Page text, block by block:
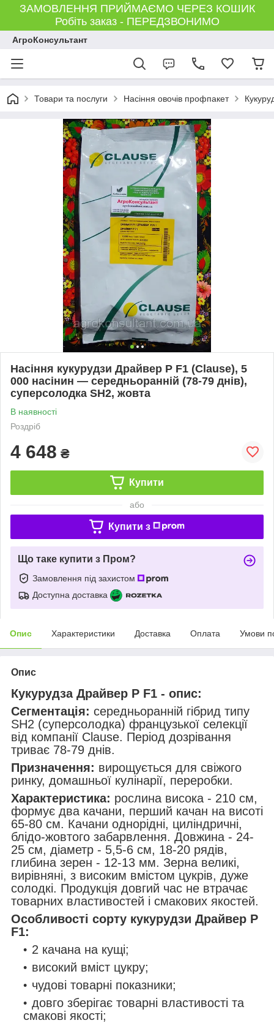
ЗАМОВЛЕННЯ ПРИЙМАЄМО ЧЕРЕЗ КОШИК
Робіть заказ - ПЕРЕДЗВОНИМО
АгроКонсультант
Товари та послуги Насіння овочів профпакет
Насіння кукурудзи Драйвер Р F1 (Clause), 5
000 насінин — середньоранній (78-79 днів),
суперсолодка SH2, жовта
В наявності
Роздріб
4 648 ₴
Купити
або
Купити з
Що таке купити з Пром?
Замовлення під захистом
Доступна доставка
Опис Характеристики Доставка Оплата Умови
Опис
Кукурудза Драйвер Р F1 - опис:
Сегментація: середньоранній гібрид типу
SH2 (суперсолодка) французької селекції
від компанії Clause. Період дозрівання
триває 78-79 днів.
Призначення: вирощується для свіжого
ринку, домашньої кулінарії, переробки.
Характеристика: рослина висока - 210 см,
формує два качани, перший качан на висоті
65-80 см. Качани однорідні, циліндричні,
блідо-жовтого забарвлення. Довжина - 24-
25 см, діаметр - 5,5-6 см, 18-20 рядів,
глибина зерен - 12-13 мм. Зерна великі,
вирівняні, з високим вмістом цукрів, дуже
солодкі. Продукція довгий час не втрачає
товарних властивостей і смакових якостей.
Особливості сорту кукурудзи Драйвер Р
F1:
2 качана на кущі;
високий вміст цукру;
чудові товарні показники;
довго зберігає товарні властивості та
смакові якості;